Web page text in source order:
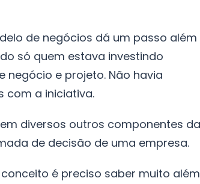
de negócios dá um passo além
só quem estava investindo
negócio e projeto. Não havia
com a iniciativa.
diversos outros componentes
de decisão de uma empresa.
é preciso saber muito além